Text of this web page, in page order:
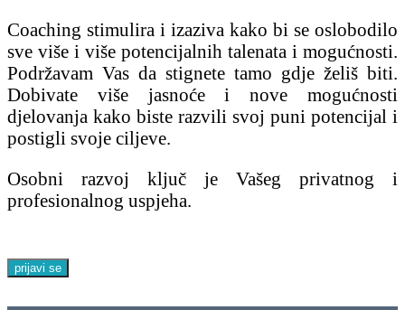
Coaching stimulira i izaziva kako bi se oslobodilo
sve više i više potencijalnih talenata i mogućnosti.
Podržavam Vas da stignete tamo gdje želiš biti.
Dobivate više jasnoće i nove mogućnosti
djelovanja kako biste razvili svoj puni potencijal i
postigli svoje ciljeve.
Osobni razvoj ključ je Vašeg privatnog i
profesionalnog uspjeha.
prijavi se